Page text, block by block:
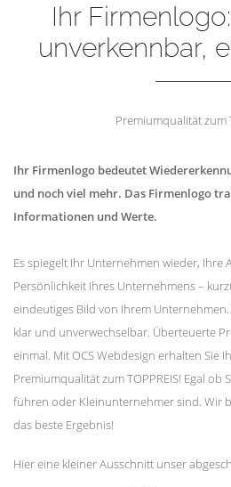
Ihr
unverkennbar,
Premiumqualität zum
Ihr Firmenlogo bedeutet
und noch viel mehr. Das Firmenlogo
Informationen und Werte.
Es spiegelt Ihr Unternehmen wieder, Ihre
Persönlichkeit Ihres Unternehmens –
eindeutiges Bild von Ihrem
klar und unverwechselbar. Überteuerte
einmal. Mit OCS Webdesign erhalten Sie
Premiumqualität zum TOPPREIS! Egal
führen oder Kleinunternehmer sind. Wir
das beste Ergebnis!
Hier eine kleiner Ausschnitt unser